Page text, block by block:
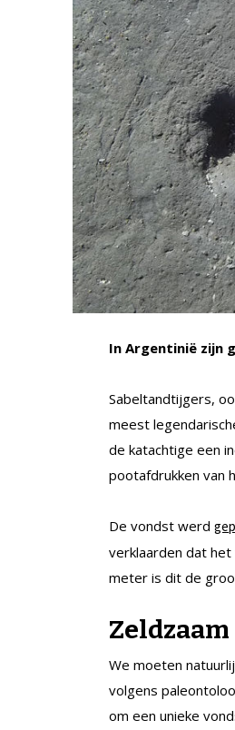
In Argentinië zijn
Sabeltandtijgers,
meest
de katachtige een
pootafdrukken van
De vondst werd
verklaarden dat het
meter is dit de
Zeldzaam
We moeten
volgens
om een unieke